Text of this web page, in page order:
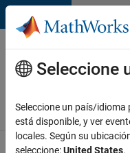
Saltar al contenido
Ofertas
de
empleo
MathWorks
Visión general Búsqueda
Seleccione
Seleccione un país/
está disponible, y ver
locales. Según su
seleccione:United States.